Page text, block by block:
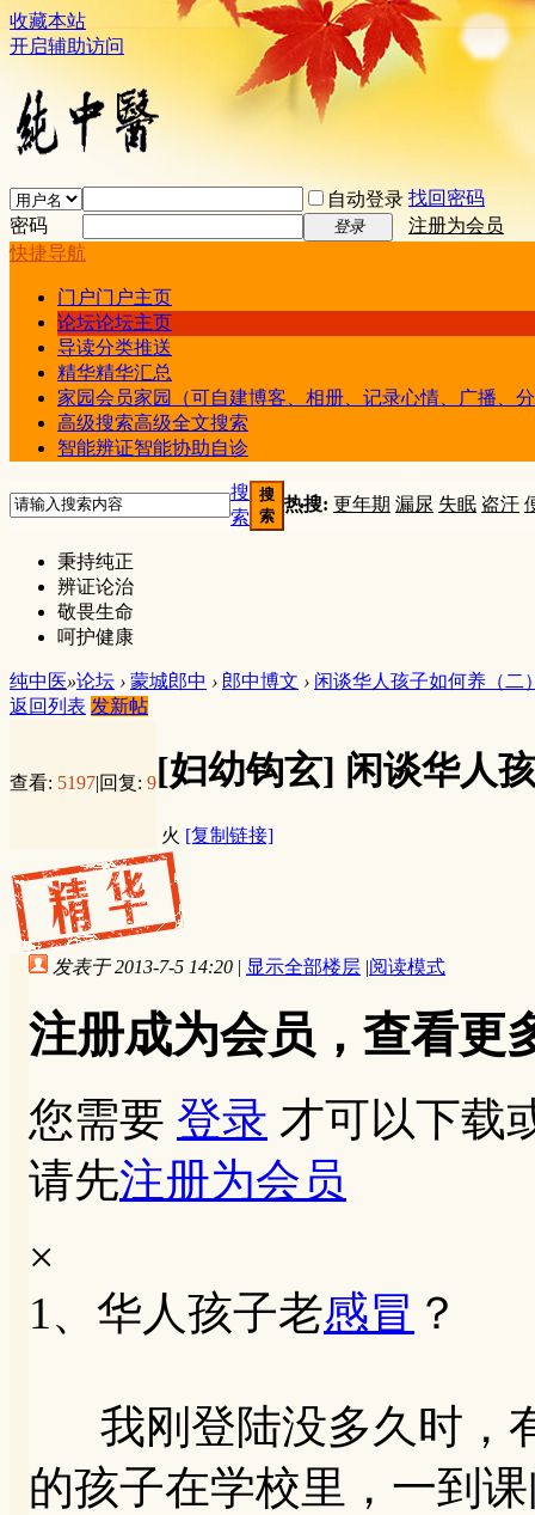
收藏本站
开启辅助访问
自动登录 找回密码
密码
登录
注册为会员
快捷导航
门户门户主页
论坛论坛主页
导读分类推送
精华精华汇总
家园会员家园（可自建博客、相册、记录心情、广播、
高级搜索高级全文搜索
智能辨证智能协助自诊
搜
索
搜
索
热搜: 更年期 漏尿 失眠 盗汗
秉持纯正
辨证论治
敬畏生命
呵护健康
纯中医»论坛 › 蒙城郎中 › 郎中博文 › 闲谈华人孩子如何养（二
返回列表 发新帖
查看: 5197|回复: 9[妇幼钩玄] 闲谈华人
火 [复制链接]
发表于 2013-7-5 14:20 | 显示全部楼层 |阅读模式
注册成为会员，查看更
您需要 登录 才可以下载
请先注册为会员
×
1、华人孩子老感冒 ？
我刚登陆没多久时，
的孩子在学校里，一到